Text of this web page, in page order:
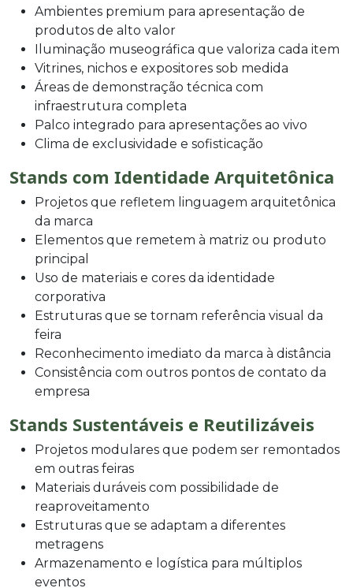
Ambientes premium para apresentação de
produtos de alto valor
Iluminação museográfica que valoriza cada item
Vitrines, nichos e expositores sob medida
Áreas de demonstração técnica com
infraestrutura completa
Palco integrado para apresentações ao vivo
Clima de exclusividade e sofisticação
Stands com Identidade Arquitetônica
Projetos que refletem linguagem arquitetônica
da marca
Elementos que remetem à matriz ou produto
principal
Uso de materiais e cores da identidade
corporativa
Estruturas que se tornam referência visual da
feira
Reconhecimento imediato da marca à distância
Consistência com outros pontos de contato da
empresa
Stands Sustentáveis e Reutilizáveis
Projetos modulares que podem ser remontados
em outras feiras
Materiais duráveis com possibilidade de
reaproveitamento
Estruturas que se adaptam a diferentes
metragens
Armazenamento e logística para múltiplos
eventos